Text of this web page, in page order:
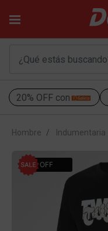
20% OFF con
Hombre Indumentaria
47% OFF